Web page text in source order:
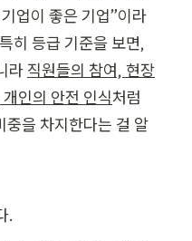
업이 좋은 기업”이라
히 등급 기준을 보면,
라 직원들의 참여, 현장
인의 안전 인식처럼
중을 차지한다는 걸 알
.